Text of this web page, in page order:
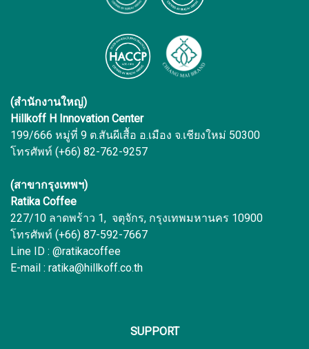
(สำนักงานใหญ่)
Hillkoff H Innovation Center
199/666 หมู่ที่ 9 ต.สันผีเสื้อ อ.เมือง จ.เชียงใหม่ 50300
โทรศัพท์ (+66) 82-762-9257
(สาขากรุงเทพฯ)
Ratika Coffee
227/10 ลาดพร้าว 1, จตุจักร, กรุงเทพมหานคร 10900
โทรศัพท์ (+66) 87-592-7667
Line ID : @ratikacoffee
E-mail : ratika@hillkoff.co.th
SUPPORT